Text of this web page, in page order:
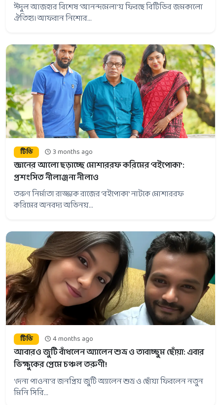
ঈদুল আজহার বিশেষ ‘আনন্দমেলা’য় ফিরছে বিটিভির জমকালো
ঐতিহ্য। আফরান নিশোর...
টিভি 3 months ago
জ্ঞানের আলো ছড়াচ্ছে মোশাররফ করিমের ‘বইপোকা’:
প্রশংসিত নীলাঞ্জনা নীলাও
তরুণ নির্মাতা রাজ্জাক রাজের ‘বইপোকা’ নাটকে মোশাররফ
করিমের অনবদ্য অভিনয়...
টিভি 4 months ago
আবারও জুটি বাঁধলেন অ্যালেন শুভ্র ও তাবাচ্ছুম ছোঁয়া: এবার
ভিক্ষুকের প্রেমে চঞ্চল তরুণী!
‘দেনা পাওনা’র জনপ্রিয় জুটি অ্যালেন শুভ্র ও ছোঁয়া ফিরলেন নতুন
মিনি সিরি...